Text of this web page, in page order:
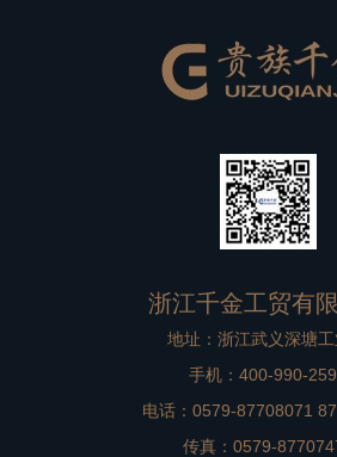
浙江千金工贸有
地址：浙江武义深塘
手机：400-990-
电话：0579-87708071
传真：0579-